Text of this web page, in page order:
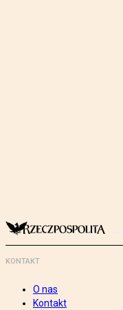
KONTAKT
O nas
Kontakt